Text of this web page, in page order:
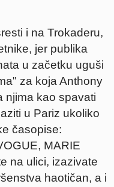
i na Trokaderu,
jer publika
u začetku uguši
za koja Anthony
njima kao spavati
u Pariz ukoliko
časopise:
MARIE
na ulici, izazivate
haotičan, a i